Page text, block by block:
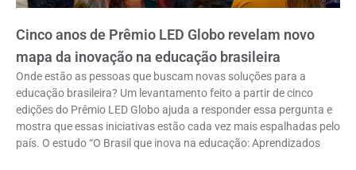
Cinco anos de Prêmio LED Globo revelam novo
mapa da inovação na educação brasileira
Onde estão as pessoas que buscam novas soluções para a
educação brasileira? Um levantamento feito a partir de cinco
edições do Prêmio LED Globo ajuda a responder essa pergunta e
mostra que essas iniciativas estão cada vez mais espalhadas pelo
país. O estudo “O Brasil que inova na educação: Aprendizados